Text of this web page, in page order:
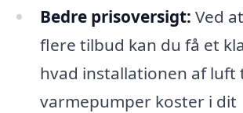
Bedre prisoversigt: Ved
flere tilbud kan du få et
hvad installationen af luft
varmepumper koster i dit